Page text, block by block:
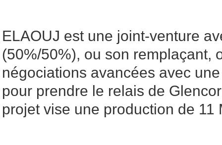
ELAOUJ est une joint-venture
(50%/50%), ou son remplaçant,
négociations avancées avec
pour prendre le relais de
projet vise une production de 11